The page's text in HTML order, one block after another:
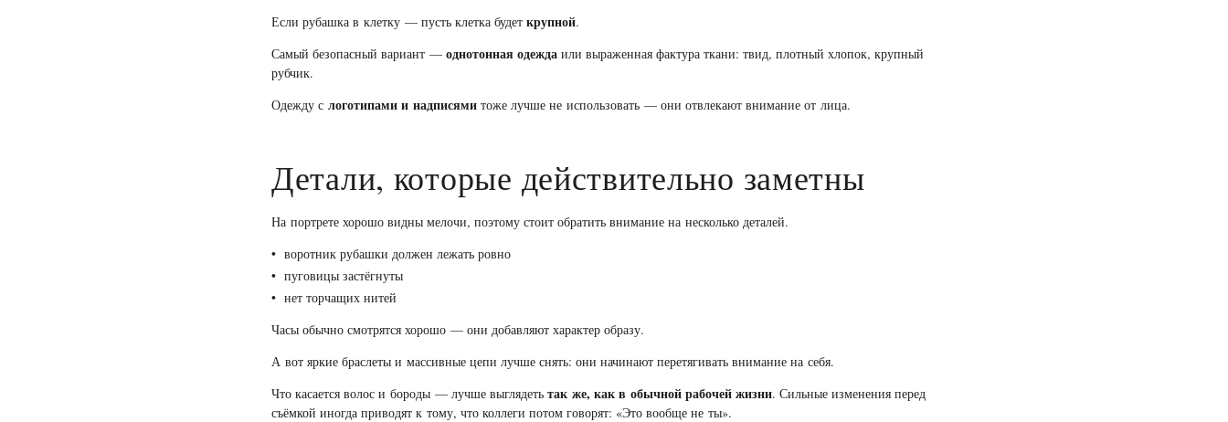
Если рубашка в клетку — пусть клетка будет крупной.
Самый безопасный вариант — однотонная одежда или выраженная фактура ткани: твид, плотный хлопок, крупный
рубчик.
Одежду с логотипами и надписями тоже лучше не использовать — они отвлекают внимание от лица.
Детали, которые действительно заметны
На портрете хорошо видны мелочи, поэтому стоит обратить внимание на несколько деталей.
воротник рубашки должен лежать ровно
пуговицы застёгнуты
нет торчащих нитей
Часы обычно смотрятся хорошо — они добавляют характер образу.
А вот яркие браслеты и массивные цепи лучше снять: они начинают перетягивать внимание на себя.
Что касается волос и бороды — лучше выглядеть так же, как в обычной рабочей жизни. Сильные изменения перед
съёмкой иногда приводят к тому, что коллеги потом говорят: «Это вообще не ты».